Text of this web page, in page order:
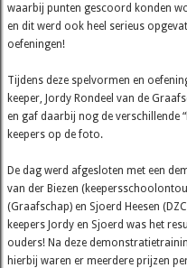
waarbij punten gescoord konden
en dit werd ook heel serieus
oefeningen!
Tijdens deze spelvormen en
keeper, Jordy Rondeel van de
en gaf daarbij nog de verschillende
keepers op de foto.
De dag werd afgesloten met een
van der Biezen
(Graafschap) en Sjoerd Heesen
keepers Jordy en Sjoerd was het
ouders! Na deze
hierbij waren er meerdere prijzen